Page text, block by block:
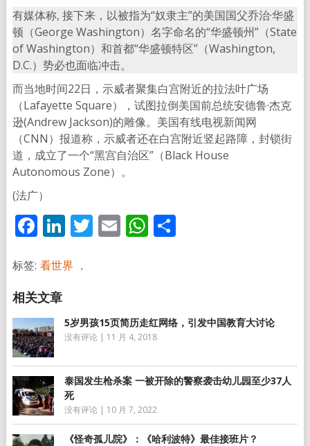
有媒体称, 接下来，以被指为“奴隶主”的美国国父乔治·华盛
顿（George Washington）名字命名的“华盛顿州”（State
of Washington）和首都“华盛顿特区”（Washington,
D.C.）势必也面临冲击。
而当地时间22日，示威者聚集白宫附近的拉法叶广场
（Lafayette Square），试图拉倒美国前总统安德鲁·杰克
逊(Andrew Jackson)的雕像。美国有线电视新闻网
（CNN）报道称，示威者还在白宫附近竖起路障，封锁街
道，成立了一个“黑宫自治区”（Black House
Autonomous Zone）。
(法广）
Facebook
LinkedIn
Twitter
EmailWhatsApp
分
标签: 看世界 ，
5岁男孩15页简历走红网络，引发中国教育大讨论
没有评论 | 11 月 4, 2018
泰国发生枪杀案 一被开除的警察袭击幼儿园至少37人
死
没有评论 | 10 月 7, 2022
《怪奇孤儿院》：《哈利波特》最佳接班片？